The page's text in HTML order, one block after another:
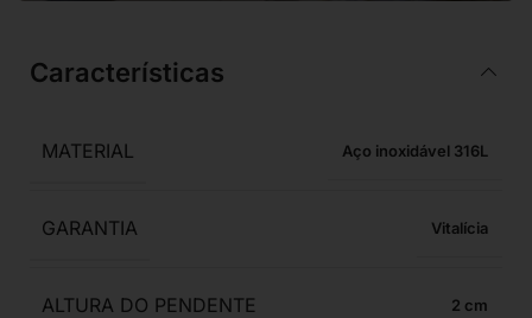
Características
MATERIAL Aço inoxidável 316L
GARANTIA Vitalícia
ALTURA DO PENDENTE 2